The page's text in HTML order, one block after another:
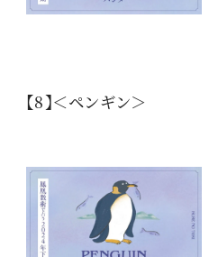
【8】＜ペンギン＞